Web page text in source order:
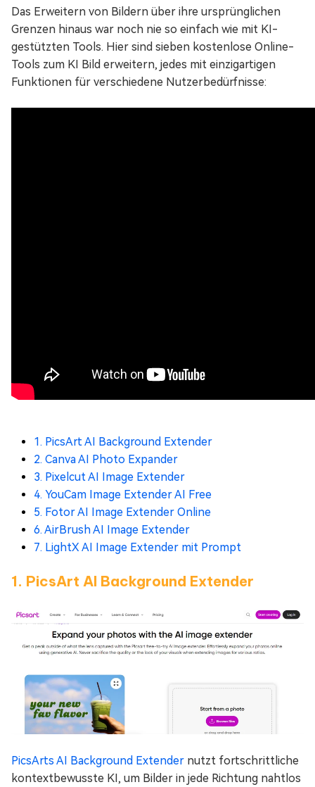
Das Erweitern von Bildern über ihre ursprünglichen
Grenzen hinaus war noch nie so einfach wie mit KI-
gestützten Tools. Hier sind sieben kostenlose Online-
Tools zum KI Bild erweitern, jedes mit einzigartigen
Funktionen für verschiedene Nutzerbedürfnisse:
1. PicsArt AI Background Extender
2. Canva AI Photo Expander
3. Pixelcut AI Image Extender
4. YouCam Image Extender AI Free
5. Fotor AI Image Extender Online
6. AirBrush AI Image Extender
7. LightX AI Image Extender mit Prompt
1. PicsArt AI Background Extender
PicsArts AI Background Extender nutzt fortschrittliche
kontextbewusste KI, um Bilder in jede Richtung nahtlos